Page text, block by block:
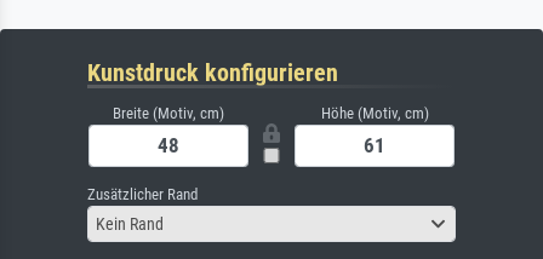
Kunstdruck konfigurieren
Breite (Motiv, cm) Höhe (Motiv, cm)
Zusätzlicher Rand
Kein Rand